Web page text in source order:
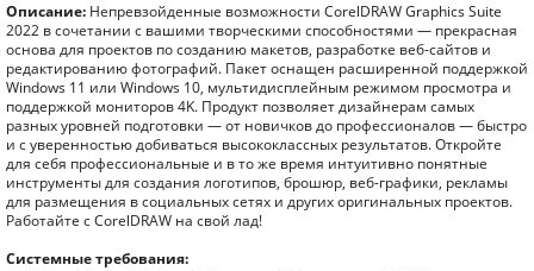
Описание: Непревзойденные возможности CorelDRAW Graphics Suite
2022 в сочетании с вашими творческими способностями — прекрасная
основа для проектов по созданию макетов, разработке веб-сайтов и
редактированию фотографий. Пакет оснащен расширенной поддержкой
Windows 11 или Windows 10, мультидисплейным режимом просмотра и
поддержкой мониторов 4K. Продукт позволяет дизайнерам самых
разных уровней подготовки — от новичков до профессионалов — быстро
и с уверенностью добиваться высококлассных результатов. Откройте
для себя профессиональные и в то же время интуитивно понятные
инструменты для создания логотипов, брошюр, веб-графики, рекламы
для размещения в социальных сетях и других оригинальных проектов.
Работайте с CorelDRAW на свой лад!
Системные требования: